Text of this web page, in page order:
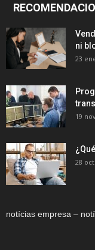
ni
23
19
28
notícias empresa –